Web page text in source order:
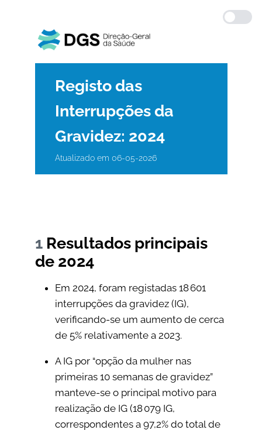
Registo das
Interrupções da
Gravidez: 2024
Atualizado em 06-05-2026
1Resultados principais
de 2024
Em 2024, foram registadas 18 601
interrupções da gravidez (IG),
verificando-se um aumento de cerca
de 5% relativamente a 2023.
A IG por “opção da mulher nas
primeiras 10 semanas de gravidez”
manteve-se o principal motivo para
realização de IG (18 079 IG,
correspondentes a 97,2% do total de